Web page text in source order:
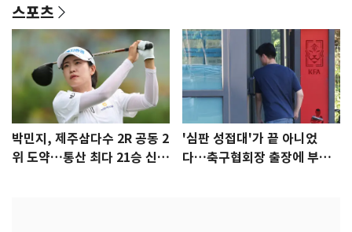
스포츠
박민지, 제주삼다수 2R 공동 2
위 도약…통산 최다 21승 신기
'심판 성접대'가 끝 아니었
다…축구협회장 출장에 부인